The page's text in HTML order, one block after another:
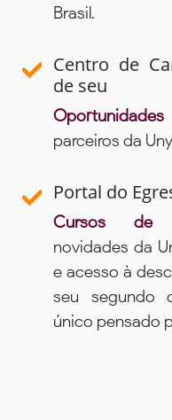
Brasil.
Centro de
de seu
parceiros da
Portal do
Cursos de
novidades da
e acesso à
seu segundo
único pensado